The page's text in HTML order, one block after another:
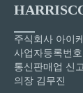
주식회사 아이
사업자등록번호
통신판매업 신
의장 김무진